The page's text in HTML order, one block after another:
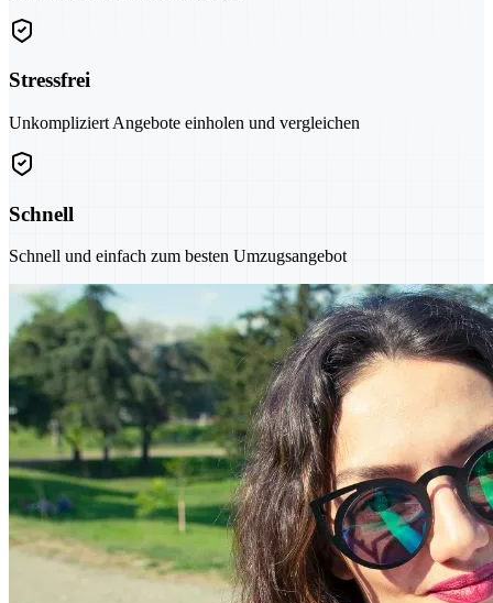
Stressfrei
Unkompliziert Angebote einholen und vergleichen
Schnell
Schnell und einfach zum besten Umzugsangebot